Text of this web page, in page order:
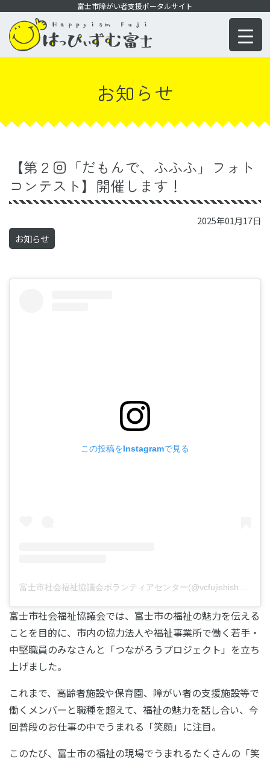
ン
動
富士市障がい者支援ポータルサイト
お知らせ
【第２回「だもんで、ふふふ」フォト
コンテスト】開催します！
2025年01月17日
お知らせ
この投稿をInstagramで見る
富士市社会福祉協議会ボランティアセンター(@vcfujishishakyo)がシェアした投稿
富士市社会福祉協議会では、富士市の福祉の魅力を伝える
ことを目的に、市内の協力法人や福祉事業所で働く若手・
中堅職員のみなさんと「つながろうプロジェクト」を立ち
上げました。
これまで、高齢者施設や保育園、障がい者の支援施設等で
働くメンバーと職種を超えて、福祉の魅力を話し合い、今
回普段のお仕事の中でうまれる「笑顔」に注目。
このたび、富士市の福祉の現場でうまれるたくさんの「笑